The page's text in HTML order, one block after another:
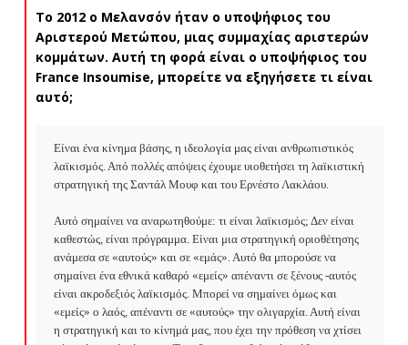
Το 2012 ο Μελανσόν ήταν ο υποψήφιος του
Αριστερού Μετώπου, μιας συμμαχίας αριστερών
κομμάτων. Αυτή τη φορά είναι ο υποψήφιος του
France Insoumise, μπορείτε να εξηγήσετε τι είναι
αυτό;
Είναι ένα κίνημα βάσης, η ιδεολογία μας είναι ανθρωπιστικός
λαϊκισμός. Από πολλές απόψεις έχουμε υιοθετήσει τη λαϊκιστική
στρατηγική της Σαντάλ Μουφ και του Ερνέστο Λακλάου.
Αυτό σημαίνει να αναρωτηθούμε: τι είναι λαϊκισμός; Δεν είναι
καθεστώς, είναι πρόγραμμα. Είναι μια στρατηγική οριοθέτησης
ανάμεσα σε «αυτούς» και σε «εμάς». Αυτό θα μπορούσε να
σημαίνει ένα εθνικά καθαρό «εμείς» απέναντι σε ξένους -αυτός
είναι ακροδεξιός λαϊκισμός. Μπορεί να σημαίνει όμως και
«εμείς» ο λαός, απέναντι σε «αυτούς» την ολιγαρχία. Αυτή είναι
η στρατηγική και το κίνημά μας, που έχει την πρόθεση να χτίσει